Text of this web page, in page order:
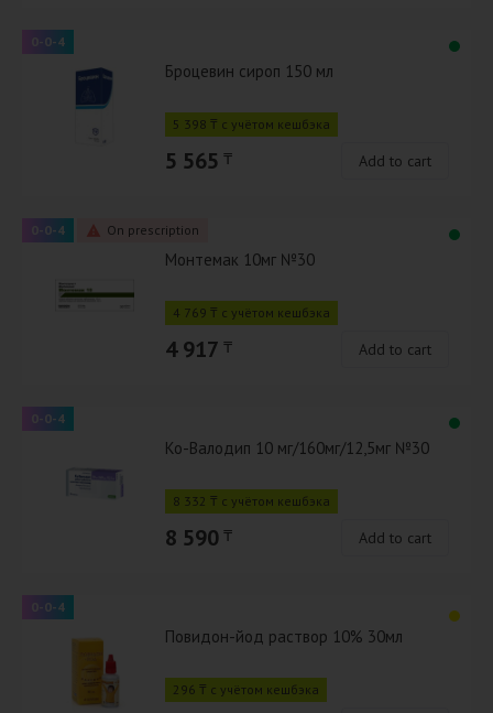
0-0-4
Броцевин сироп 150 мл
5 398 ₸ с учётом кешбэка
5 565 ₸ Add to cart
0-0-4 On prescription
Монтемак 10мг №30
4 769 ₸ с учётом кешбэка
4 917 ₸ Add to cart
0-0-4
Ко-Валодип 10 мг/160мг/12,5мг №30
8 332 ₸ с учётом кешбэка
8 590 ₸ Add to cart
0-0-4
Повидон-йод раствор 10% 30мл
296 ₸ с учётом кешбэка